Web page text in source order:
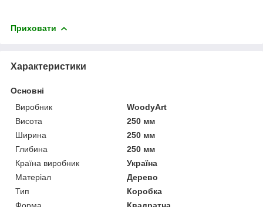
Приховати
Характеристики
Основні
Виробник
WoodyArt
Висота
250 мм
Ширина
250 мм
Глибина
250 мм
Країна виробник
Україна
Матеріал
Дерево
Тип
Коробка
Форма
Квадратна